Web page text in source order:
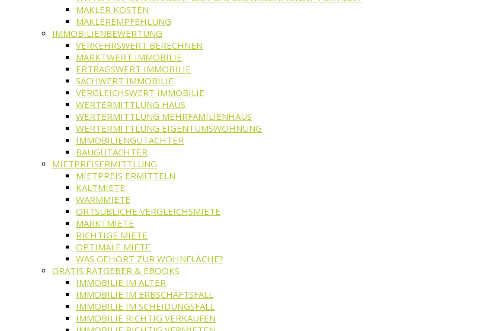
MAKLER KOSTEN
MAKLEREMPFEHLUNG
IMMOBILIENBEWERTUNG
VERKEHRSWERT BERECHNEN
MARKTWERT IMMOBILIE
ERTRAGSWERT IMMOBILIE
SACHWERT IMMOBILIE
VERGLEICHSWERT IMMOBILIE
WERTERMITTLUNG HAUS
WERTERMITTLUNG MEHRFAMILIENHAUS
WERTERMITTLUNG EIGENTUMSWOHNUNG
IMMOBILIENGUTACHTER
BAUGUTACHTER
MIETPREISERMITTLUNG
MIETPREIS ERMITTELN
KALTMIETE
WARMMIETE
ORTSÜBLICHE VERGLEICHSMIETE
MARKTMIETE
RICHTIGE MIETE
OPTIMALE MIETE
WAS GEHÖRT ZUR WOHNFLÄCHE?
GRATIS RATGEBER & EBOOKS
IMMOBILIE IM ALTER
IMMOBILIE IM ERBSCHAFTSFALL
IMMOBILIE IM SCHEIDUNGSFALL
IMMOBILIE RICHTIG VERKAUFEN